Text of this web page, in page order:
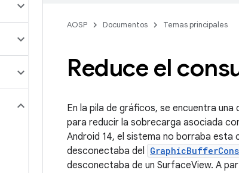
AOSP Documentos Temas principales
Reduce el
En la pila de gráficos, se encuentra
para reducir la sobrecarga asociada
Android 14, el sistema no borraba esta
desconectaba del
desconectaba de un SurfaceView. A